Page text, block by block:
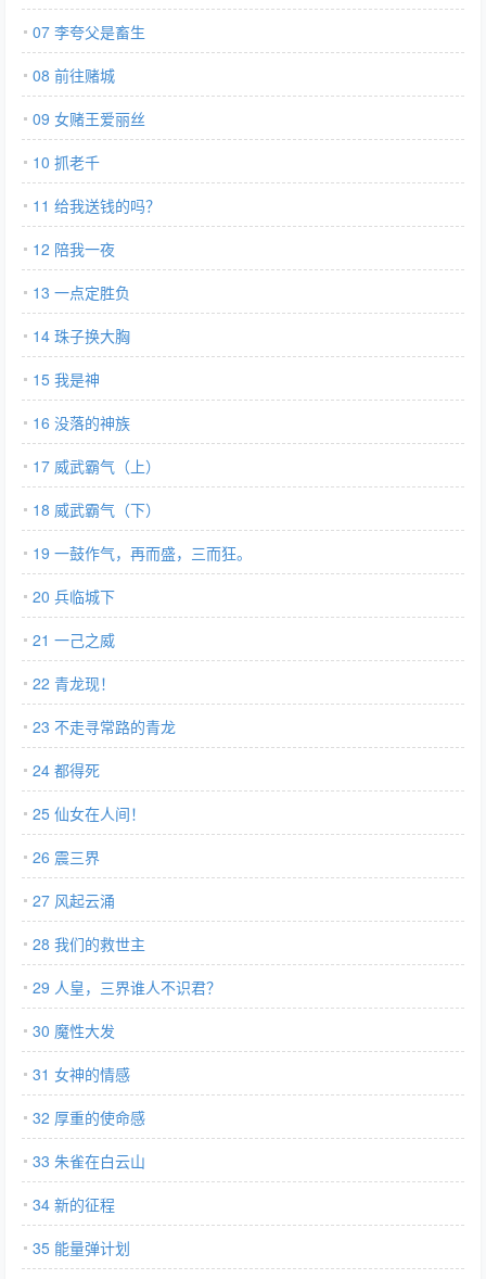
07 李夸父是畜生
08 前往赌城
09 女赌王爱丽丝
10 抓老千
11 给我送钱的吗？
12 陪我一夜
13 一点定胜负
14 珠子换大胸
15 我是神
16 没落的神族
17 威武霸气（上）
18 威武霸气（下）
19 一鼓作气，再而盛，三而狂。
20 兵临城下
21 一己之威
22 青龙现！
23 不走寻常路的青龙
24 都得死
25 仙女在人间！
26 震三界
27 风起云涌
28 我们的救世主
29 人皇，三界谁人不识君？
30 魔性大发
31 女神的情感
32 厚重的使命感
33 朱雀在白云山
34 新的征程
35 能量弹计划